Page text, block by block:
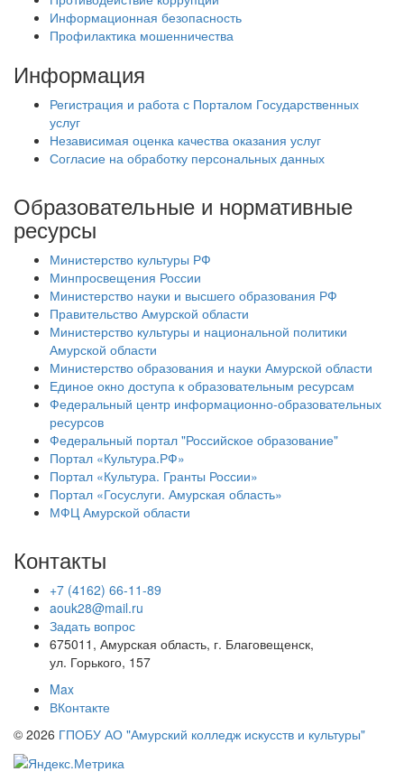
Информационная безопасность
Профилактика мошенничества
Информация
Регистрация и работа с Порталом Государственных
услуг
Независимая оценка качества оказания услуг
Согласие на обработку персональных данных
Образовательные и нормативные
ресурсы
Министерство культуры РФ
Минпросвещения России
Министерство науки и высшего образования РФ
Правительство Амурской области
Министерство культуры и национальной политики
Амурской области
Министерство образования и науки Амурской области
Единое окно доступа к образовательным ресурсам
Федеральный центр информационно-образовательных
ресурсов
Федеральный портал "Российское образование"
Портал «Культура.РФ»
Портал «Культура. Гранты России»
Портал «Госуслуги. Амурская область»
МФЦ Амурской области
Контакты
+7 (4162) 66-11-89
aouk28@mail.ru
Задать вопрос
675011, Амурская область, г. Благовещенск,
ул. Горького, 157
Max
ВКонтакте
© 2026 ГПОБУ АО "Амурский колледж искусств и культуры"